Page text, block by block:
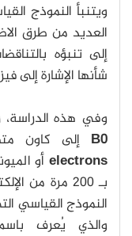
ويتنبأ النموذج
العديد من طرق
إلى تنبؤه
شأنها الإشارة إلى
وفي هذه
B0 إلى كاون
electronsأو
بـ 200 مرة
النموذج القياسي
والذي يُعرف